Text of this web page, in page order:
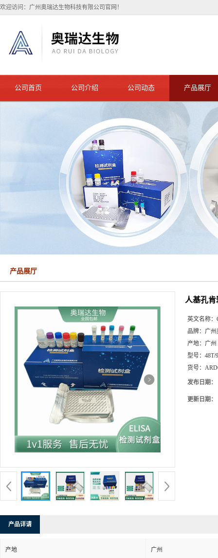
欢迎访问：广州奥瑞达生物科技有限公司官网！
公司首页 公司介绍 公司动态 产品展厅
产品展厅
人基孔
英文名称：
品牌： 广州
产地： 广州
型号： 48T/
货号：
发布日期：
更新日期：
产品详请
产地 广州